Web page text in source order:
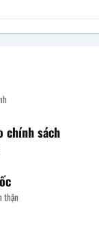
chính sách
thận